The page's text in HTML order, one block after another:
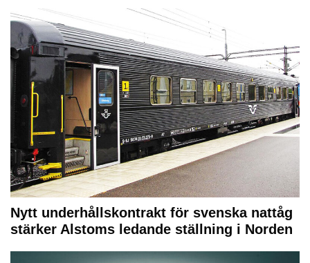
Nytt underhållskontrakt för svenska nattåg
stärker Alstoms ledande ställning i Norden